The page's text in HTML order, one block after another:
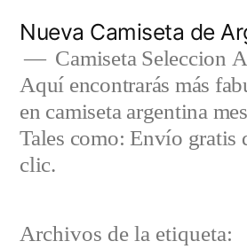
contenido
Nueva Camiseta de
Camiseta Seleccion
Aquí encontrarás más
en camiseta argentina
Tales como: Envío gratis
clic.
Archivos de la etiqueta: